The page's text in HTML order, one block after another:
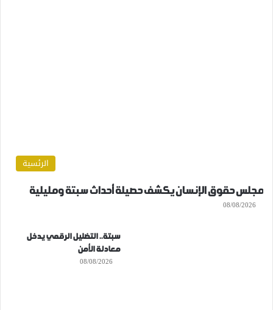
الرئسية
مجلس حقوق الإنسان يكشف حصيلة أحداث سبتة ومليلية
08/08/2026
سبتة.. التضليل الرقمي يدخل
معادلة الأمن
08/08/2026